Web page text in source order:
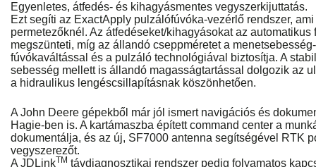
Egyenletes, átfedés- és kihagyásmentes vegyszerkijuttatás.
Ezt segíti az ExactApply pulzálófúvóka-vezérlő rendszer,
permetezőknél. Az átfedéseket/kihagyásokat az
megszünteti, míg az állandó cseppméretet a
fúvókaváltással és a pulzáló technológiával biztosítja. A
sebesség mellett is állandó magasságtartással dolgozik az
a hidraulikus lengéscsillapításnak köszönhetően.
A John Deere gépekből már jól ismert navigációs és
Hagie-ben is. A kartámaszba épített command center a
dokumentálja, és az új, SF7000 antenna segítségével RTK
vegyszerezőt.
A JDLinkTM távdiagnosztikai rendszer pedig folyamatos